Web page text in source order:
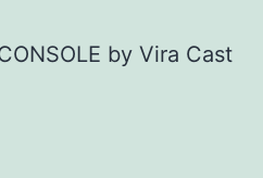
by Vira Cast